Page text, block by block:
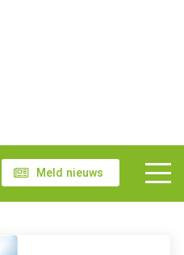
Meld nieuws